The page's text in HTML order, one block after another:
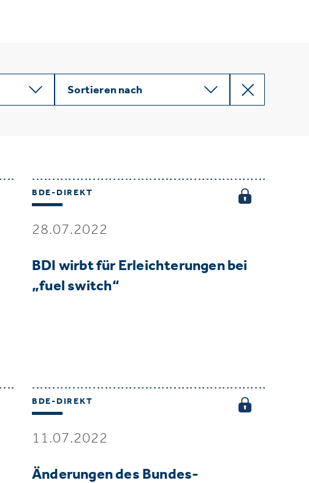
Sortieren nach
BDE-DIREKT
28.07.2022
BDI wirbt für Erleichterungen bei
„fuel switch“
BDE-DIREKT
11.07.2022
Änderungen des Bundes-